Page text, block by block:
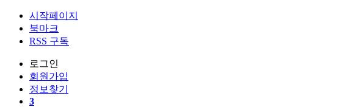
시작페이지
북마크
RSS 구독
로그인
회원 가입
정보찾기
3